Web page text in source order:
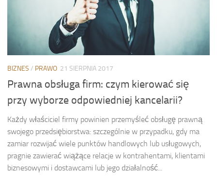
BIZNES / PRAWO 21 SIERPNIA 2017
Prawna obsługa firm: czym kierować się
przy wyborze odpowiedniej kancelarii?
Każdy właściciel firmy powinien przemyśleć obsługę prawną
swojego przedsiębiorstwa: szczególnie w przypadku, gdy ma
zamiar rozwijać wiele punktów handlowych lub usługowych,
pragnie zawierać wiążące relacje w kontrahentami, klientami
biznesowymi i dostawcami lub jego działalność...